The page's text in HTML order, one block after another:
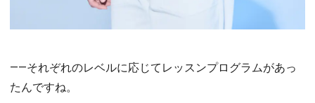
――それぞれのレベルに応じてレッスンプログラムがあっ
たんですね。